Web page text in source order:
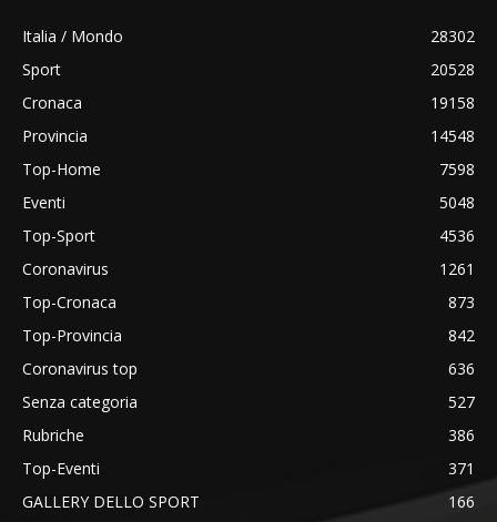
Italia / Mondo
28302
Sport
20528
Cronaca
19158
Provincia
14548
Top-Home
7598
Eventi
5048
Top-Sport
4536
Coronavirus
1261
Top-Cronaca
873
Top-Provincia
842
Coronavirus top
636
Senza categoria
527
Rubriche
386
Top-Eventi
371
GALLERY DELLO SPORT
166